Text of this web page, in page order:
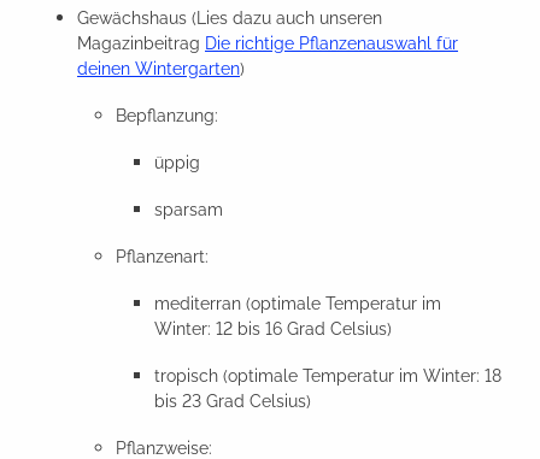
Gewächshaus (Lies dazu auch unseren
Magazinbeitrag Die richtige Pflanzenauswahl für
deinen Wintergarten)
Bepflanzung:
üppig
sparsam
Pflanzenart:
mediterran (optimale Temperatur im
Winter: 12 bis 16 Grad Celsius)
tropisch (optimale Temperatur im Winter: 18
bis 23 Grad Celsius)
Pflanzweise: